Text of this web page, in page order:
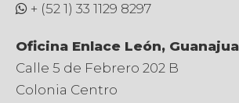
+ (52 1) 33 1129 8297
Oficina Enlace León,
Calle 5 de Febrero 202 B
Colonia Centro